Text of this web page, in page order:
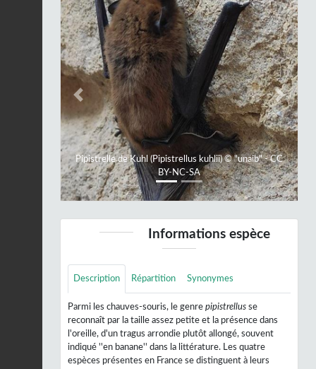
Pipistrelle de Kuhl (Pipistrellus kuhlii) © "unaib" - CC
BY-NC-SA
Previous Next
Informations espèce
Description Répartition Synonymes
Parmi les chauves-souris, le genre pipistrellus se
reconnaît par la taille assez petite et la présence dans
l'oreille, d'un tragus arrondie plutôt allongé, souvent
indiqué ''en banane'' dans la littérature. Les quatre
espèces présentes en France se distinguent à leurs